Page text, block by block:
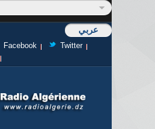
عربي
Facebook
Twitter